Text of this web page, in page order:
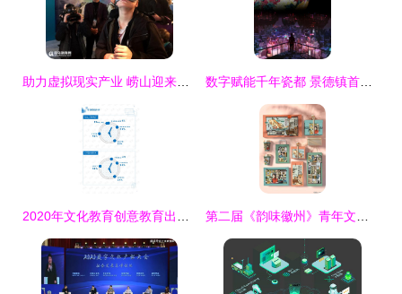
助力虚拟现实产业 崂山迎来两家高端研究院 数字赋能千年瓷都 景德镇首届数字陶瓷藏品全球创作大赛启幕
2020年文化教育创意教育出版行业数字在线服务领域市场调查报告 第二届《韵味徽州》青年文化创意大赛结果揭晓 数字文化创意内容应用服务类获奖作品公示